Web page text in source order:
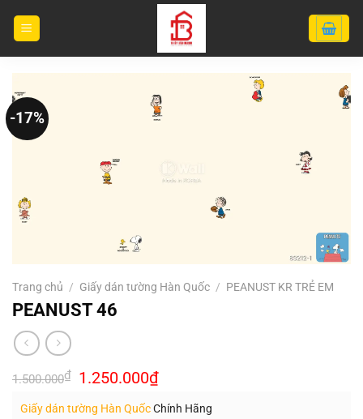
dung
-17%
Trang chủ / Giấy dán tường Hàn Quốc / PEANUST KR TRẺ EM
PEANUST 46
1.500.000₫ Giá
gốc
1.500.000₫.
1.250.000₫Giá
hiện
là:
Giấy dán tường Hàn QuốcChính Hãng